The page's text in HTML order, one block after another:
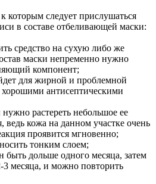
которым следует прислушаться
в составе отбеливающей маски:
средство на сухую либо же
маски непременно нужно
компонент;
для жирной и проблемной
хорошими антисептическими
растереть небольшое ее
ведь кожа на данном участке очень
проявится мгновенно;
тонким слоем;
быть дольше одного месяца, затем
3 месяца, и можно повторить